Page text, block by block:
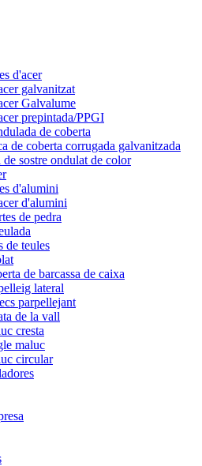
d'acer
galvanitzat
Galvalume
prepintada/PPGI
de coberta
de coberta corrugada galvanitzada
sostre ondulat de color
d'alumini
d'alumini
de pedra
de teules
de barcassa de caixa
lateral
parpellejant
de la vall
cresta
maluc
circular